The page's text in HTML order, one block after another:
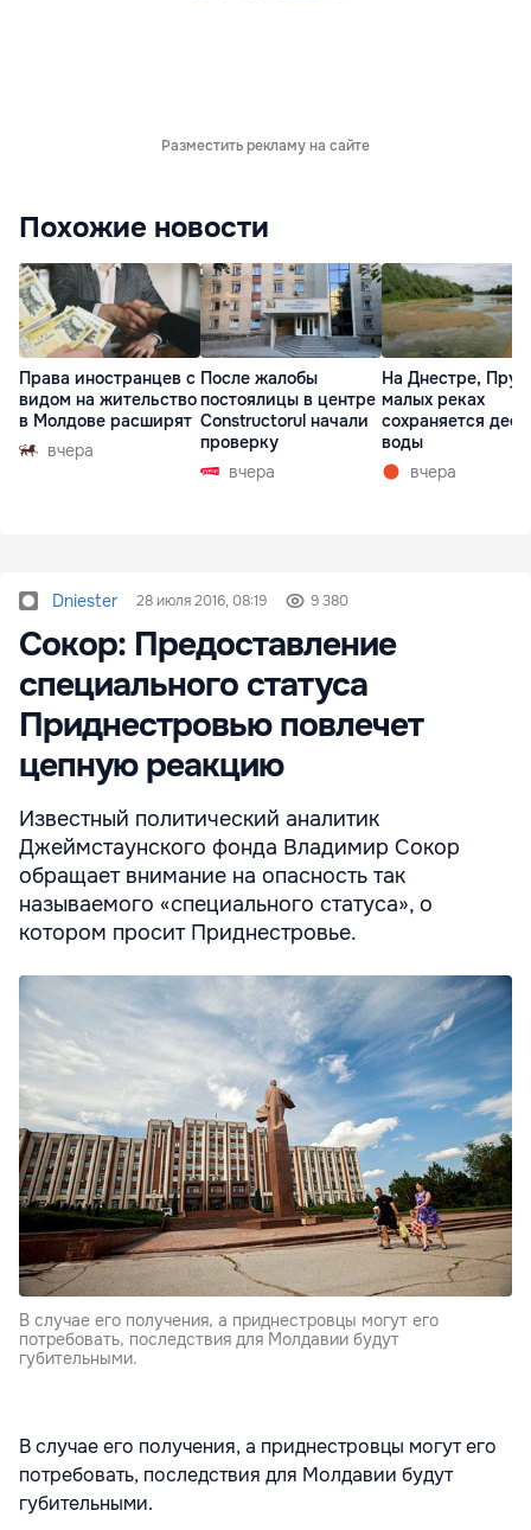
Разместить рекламу на сайте
Похожие новости
Права иностранцев с
видом на жительство
в Молдове расширят
вчера
После жалобы
постоялицы в центре
Constructorul начали
проверку
вчера
На Днестре,
малых реках
сохраняется
воды
вчера
Dniester 28 июля 2016, 08:19 9 380
Сокор: Предоставление
специального статуса
Приднестровью повлечет
цепную реакцию
Известный политический аналитик
Джеймстаунского фонда Владимир Сокор
обращает внимание на опасность так
называемого «специального статуса», о
котором просит Приднестровье.
В случае его получения, а приднестровцы могут его
потребовать, последствия для Молдавии будут
губительными.
В случае его получения, а приднестровцы могут его
потребовать, последствия для Молдавии будут
губительными.